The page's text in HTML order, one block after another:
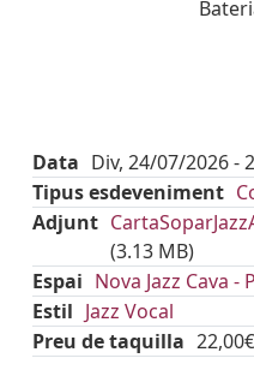
Data Div, 24/07/2026 -
Tipus esdeveniment
Adjunt Document
(3.13 MB)
Espai Nova Jazz Cava
Estil Jazz Vocal
Preu de taquilla